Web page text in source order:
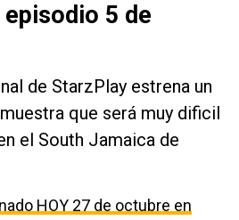
5 de
de StarzPlay estrena un
que será muy dificil
el South Jamaica de
HOY 27 de octubre en